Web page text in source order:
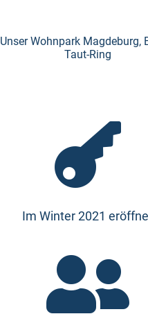
Unser Wohnpark Magdeburg,
Taut-Ring

Im Winter 2021
